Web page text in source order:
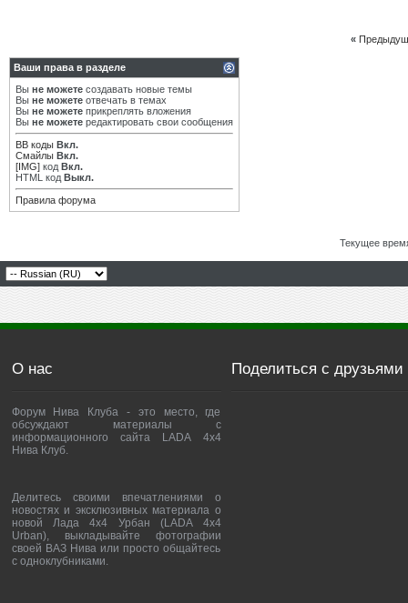
«
Ваши права в разделе
Вы не можете создавать новые темы
Вы не можете отвечать в темах
Вы не можете прикреплять вложения
Вы не можете редактировать свои сообщения
BB коды Вкл.
Смайлы Вкл.
[IMG] код Вкл.
HTML код Выкл.
Правила форума
Текущее
О нас
Форум Нива Клуба - это место, где
обсуждают материалы с
информационного сайта LADA 4x4
Нива Клуб.
Делитесь своими впечатлениями о
новостях и эксклюзивных материала о
новой Лада 4х4 Урбан (LADA 4x4
Urban), выкладывайте фотографии
своей ВАЗ Нива или просто общайтесь
с одноклубниками.
Поделиться с друзьями